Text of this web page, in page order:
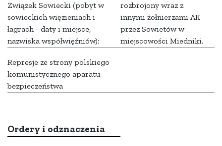
Związek Sowiecki (pobyt w
sowieckich więzieniach i
łagrach - daty i miejsce,
nazwiska współwięźniów):
rozbrojony wraz z
innymi żołnierzami AK
przez Sowietów w
miejscowości Miedniki.
Represje ze strony polskiego
komunistycznego aparatu
bezpieczeństwa
Ordery i odznaczenia